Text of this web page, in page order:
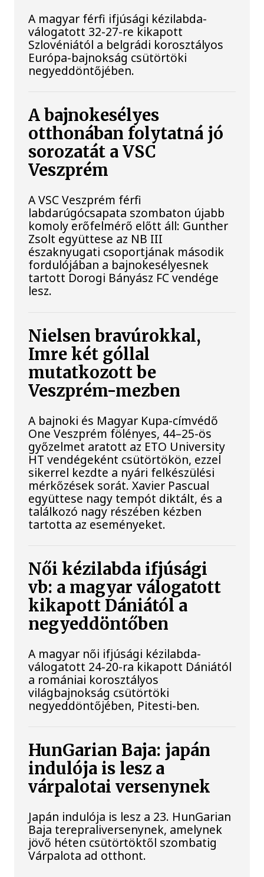
A magyar férfi ifjúsági kézilabda-
válogatott 32-27-re kikapott
Szlovéniától a belgrádi korosztályos
Európa-bajnokság csütörtöki
negyeddöntőjében.
A bajnokesélyes
otthonában folytatná jó
sorozatát a VSC
Veszprém
A VSC Veszprém férfi
labdarúgócsapata szombaton újabb
komoly erőfelmérő előtt áll: Gunther
Zsolt együttese az NB III
északnyugati csoportjának második
fordulójában a bajnokesélyesnek
tartott Dorogi Bányász FC vendége
lesz.
Nielsen bravúrokkal,
Imre két góllal
mutatkozott be
Veszprém-mezben
A bajnoki és Magyar Kupa-címvédő
One Veszprém fölényes, 44–25-ös
győzelmet aratott az ETO University
HT vendégeként csütörtökön, ezzel
sikerrel kezdte a nyári felkészülési
mérkőzések sorát. Xavier Pascual
együttese nagy tempót diktált, és a
találkozó nagy részében kézben
tartotta az eseményeket.
Női kézilabda ifjúsági
vb: a magyar válogatott
kikapott Dániától a
negyeddöntőben
A magyar női ifjúsági kézilabda-
válogatott 24-20-ra kikapott Dániától
a romániai korosztályos
világbajnokság csütörtöki
negyeddöntőjében, Pitesti-ben.
HunGarian Baja: japán
indulója is lesz a
várpalotai versenynek
Japán indulója is lesz a 23. HunGarian
Baja terepraliversenynek, amelynek
jövő héten csütörtöktől szombatig
Várpalota ad otthont.